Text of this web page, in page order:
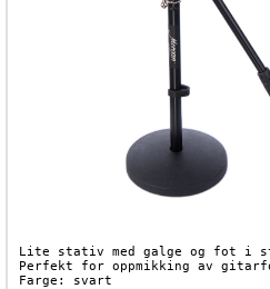
Lite stativ med galge og fot i
Perfekt for oppmikking av
Farge: svart